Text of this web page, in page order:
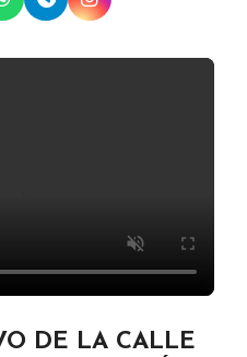
DE LA CALLE